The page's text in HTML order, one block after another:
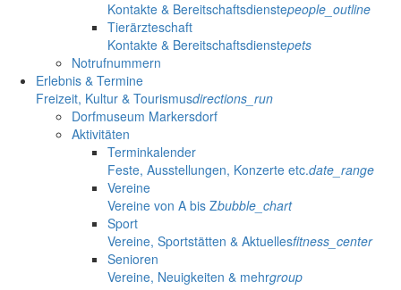
Kontakte & Bereitschaftsdienstepeople_outline
Tierärzteschaft
Kontakte & Bereitschaftsdienstepets
Notrufnummern
Erlebnis & Termine
Freizeit, Kultur & Tourismusdirections_run
Dorfmuseum Markersdorf
Aktivitäten
Terminkalender
Feste, Ausstellungen, Konzerte etc.date_range
Vereine
Vereine von A bis Zbubble_chart
Sport
Vereine, Sportstätten & Aktuellesfitness_center
Senioren
Vereine, Neuigkeiten & mehrgroup